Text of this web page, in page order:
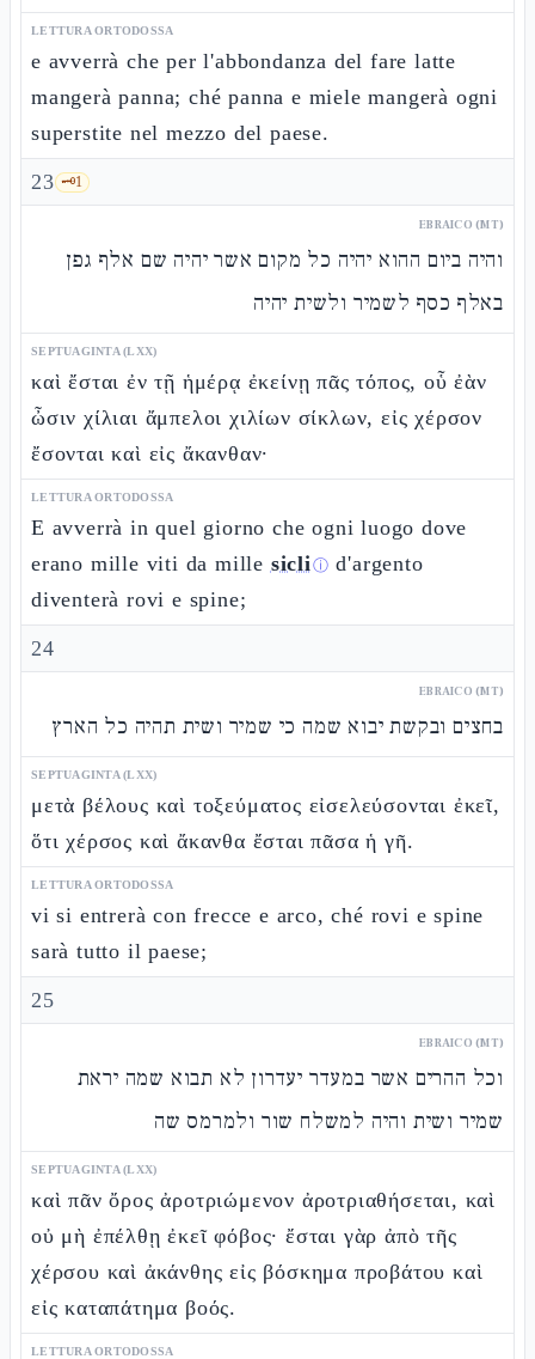
LETTURA ORTODOSSA
e avverrà che per l'abbondanza del fare latte
mangerà panna; ché panna e miele mangerà ogni
superstite nel mezzo del paese.
23 🗝️1
EBRAICO (MT)
והיה ביום ההוא יהיה כל מקום אשר יהיה שם אלף גפן
באלף כסף לשמיר ולשית יהיה
SEPTUAGINTA (LXX)
καὶ ἔσται ἐν τῇ ἡμέρᾳ ἐκείνῃ πᾶς τόπος, οὗ ἐὰν
ὦσιν χίλιαι ἄμπελοι χιλίων σίκλων, εἰς χέρσον
ἔσονται καὶ εἰς ἄκανθαν·
LETTURA ORTODOSSA
E avverrà in quel giorno che ogni luogo dove
erano mille viti da mille sicliⓘ d'argento
diventerà rovi e spine;
24
EBRAICO (MT)
בחצים ובקשת יבוא שמה כי שמיר ושית תהיה כל הארץ
SEPTUAGINTA (LXX)
μετὰ βέλους καὶ τοξεύματος εἰσελεύσονται ἐκεῖ,
ὅτι χέρσος καὶ ἄκανθα ἔσται πᾶσα ἡ γῆ.
LETTURA ORTODOSSA
vi si entrerà con frecce e arco, ché rovi e spine
sarà tutto il paese;
25
EBRAICO (MT)
וכל ההרים אשר במעדר יעדרון לא תבוא שמה יראת
שמיר ושית והיה למשלח שור ולמרמס שה
SEPTUAGINTA (LXX)
καὶ πᾶν ὄρος ἀροτριώμενον ἀροτριαθήσεται, καὶ
οὐ μὴ ἐπέλθῃ ἐκεῖ φόβος· ἔσται γὰρ ἀπὸ τῆς
χέρσου καὶ ἀκάνθης εἰς βόσκημα προβάτου καὶ
εἰς καταπάτημα βοός.
LETTURA ORTODOSSA